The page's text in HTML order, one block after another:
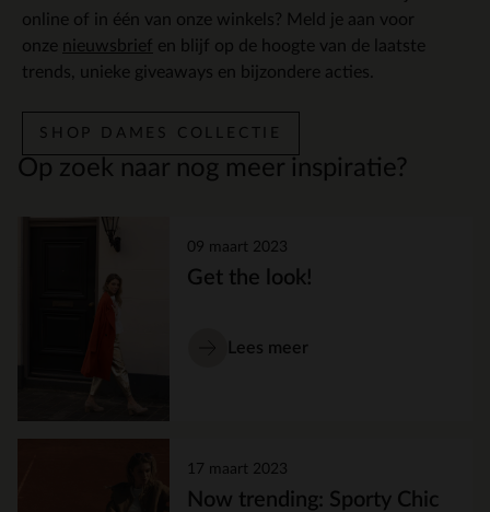
online of in één van onze winkels? Meld je aan voor
onze nieuwsbrief en blijf op de hoogte van de laatste
trends, unieke giveaways en bijzondere acties.
SHOP DAMES COLLECTIE
Op zoek naar nog meer inspiratie?
09 maart 2023
Get the look!
Lees meer
17 maart 2023
Now trending: Sporty Chic